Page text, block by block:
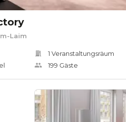
Laim
1 Veranstaltungsräum
199 Gäste